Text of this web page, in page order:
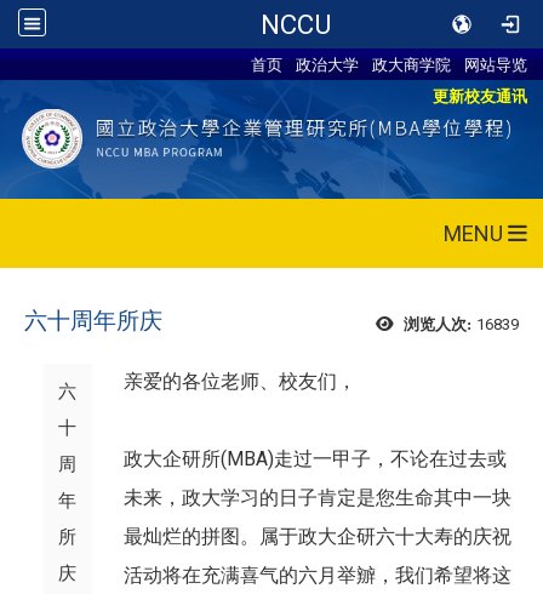
NCCU
首页 政治大学 政大商学院
网站导览
更新校友通讯
MENU
浏览人次: 16839
六十周年所庆
六
十
周
年
所
庆
亲爱的各位老师、校友们，
政大企研所(MBA)走过一甲子，不论在过去或
未来，政大学习的日子肯定是您生命其中一块
最灿烂的拼图。属于政大企研六十大寿的庆祝
活动将在充满喜气的六月举辧，我们希望将这